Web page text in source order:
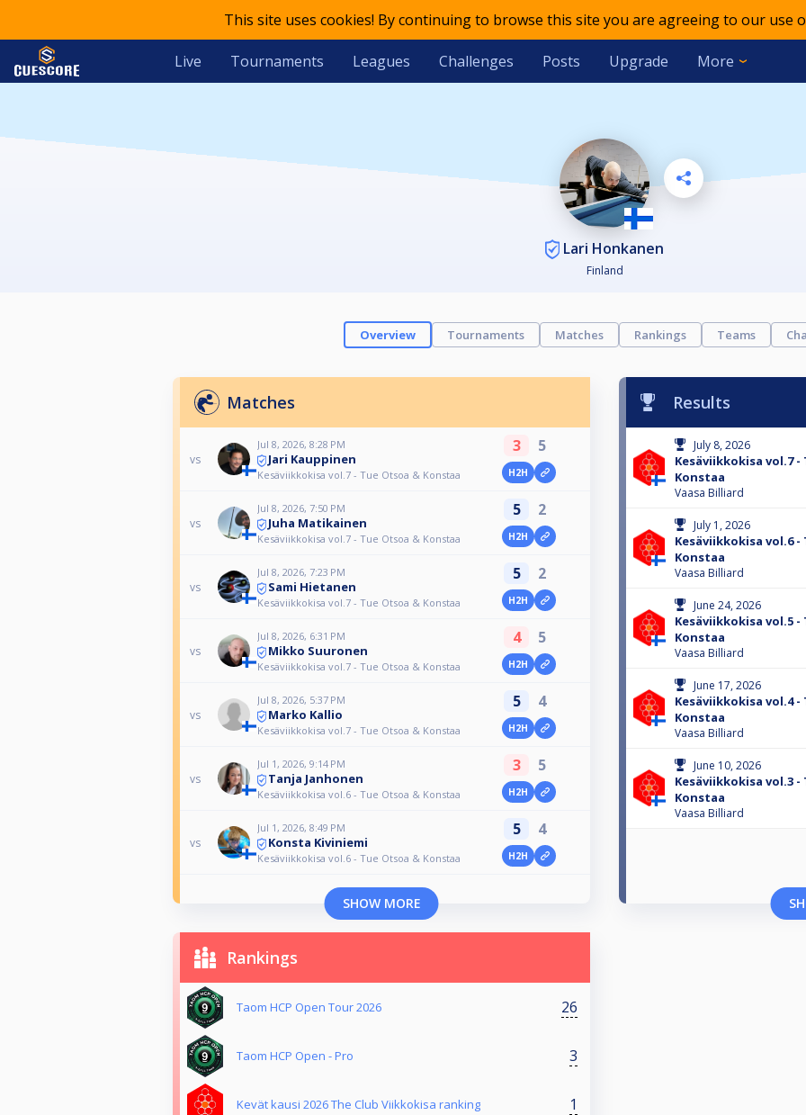
This site uses cookies! By continuing to browse this site you are agreeing to our use
Live Tournaments Leagues Challenges Posts Upgrade More
Lari Honkanen
Finland
Overview Tournaments Matches Rankings Teams
Matches
vs
Jul 8, 2026, 8:28 PM
Jari Kauppinen
Kesäviikkokisa vol.7 - Tue Otsoa & Konstaa
3 5
H2H
vs
Jul 8, 2026, 7:50 PM
Juha Matikainen
Kesäviikkokisa vol.7 - Tue Otsoa & Konstaa
5 2
H2H
vs
Jul 8, 2026, 7:23 PM
Sami Hietanen
Kesäviikkokisa vol.7 - Tue Otsoa & Konstaa
5 2
H2H
vs
Jul 8, 2026, 6:31 PM
Mikko Suuronen
Kesäviikkokisa vol.7 - Tue Otsoa & Konstaa
4 5
H2H
vs
Jul 8, 2026, 5:37 PM
Marko Kallio
Kesäviikkokisa vol.7 - Tue Otsoa & Konstaa
5 4
H2H
vs
Jul 1, 2026, 9:14 PM
Tanja Janhonen
Kesäviikkokisa vol.6 - Tue Otsoa & Konstaa
3 5
H2H
vs
Jul 1, 2026, 8:49 PM
Konsta Kiviniemi
Kesäviikkokisa vol.6 - Tue Otsoa & Konstaa
5 4
H2H
SHOW MORE
Results
July 8, 2026
Kesäviikkokisa vol.7 -
Konstaa
Vaasa Billiard
July 1, 2026
Kesäviikkokisa vol.6 -
Konstaa
Vaasa Billiard
June 24, 2026
Kesäviikkokisa vol.5 -
Konstaa
Vaasa Billiard
June 17, 2026
Kesäviikkokisa vol.4 -
Konstaa
Vaasa Billiard
June 10, 2026
Kesäviikkokisa vol.3 -
Konstaa
Vaasa Billiard
Rankings
Taom HCP Open Tour 2026 26
Taom HCP Open - Pro 3
Kevät kausi 2026 The Club Viikkokisa ranking 1